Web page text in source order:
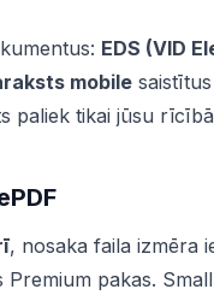
EDS (VID
mobile
paliek tikai jūsu
, nosaka faila izmēra
pakas.